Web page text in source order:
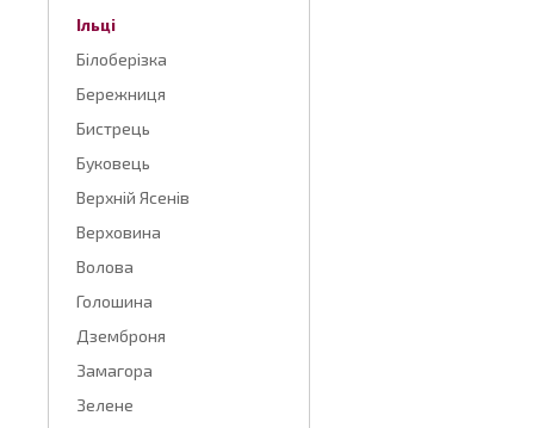
Ільці
Білоберізка
Бережниця
Бистрець
Буковець
Верхній Ясенів
Верховина
Волова
Голошина
Дземброня
Замагора
Зелене